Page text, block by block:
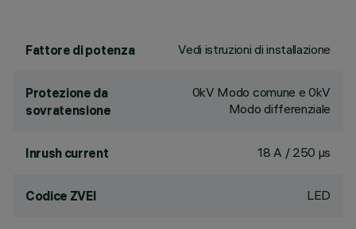
Fattore di potenza Vedi istruzioni di installazione
Protezione da
sovratensione
0kV Modo comune e 0kV
Modo differenziale
Inrush current 18 A / 250 µs
Codice ZVEI LED